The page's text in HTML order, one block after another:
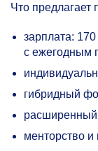
Что предлагает
зарплата:
с ежегодным
гибридный
менторство и